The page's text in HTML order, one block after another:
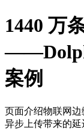
1440 万
案例
页面介绍物联网
异步上传带来的延